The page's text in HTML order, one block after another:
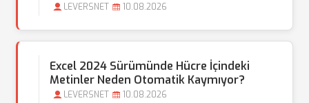
LEVERSNET 10.08.2026
Excel 2024 Sürümünde Hücre İçindeki
Metinler Neden Otomatik Kaymıyor?
LEVERSNET 10.08.2026